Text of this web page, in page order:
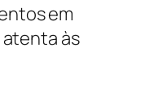
em
atenta às